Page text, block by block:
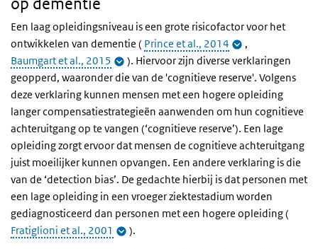
Een laag opleidingsniveau is een grote risicofactor voor het
ontwikkelen van dementie ( Prince et al., 2014
,
Baumgart et al., 2015
). Hiervoor zijn diverse verklaringen
geopperd, waaronder die van de 'cognitieve reserve'. Volgens
deze verklaring kunnen mensen met een hogere opleiding
langer compensatiestrategieën aanwenden om hun cognitieve
achteruitgang op te vangen (‘cognitieve reserve’). Een lage
opleiding zorgt ervoor dat mensen de cognitieve achteruitgang
juist moeilijker kunnen opvangen. Een andere verklaring is die
van de ‘detection bias’. De gedachte hierbij is dat personen met
een lage opleiding in een vroeger ziektestadium worden
gediagnosticeerd dan personen met een hogere opleiding (
Fratiglioni et al., 2001
).